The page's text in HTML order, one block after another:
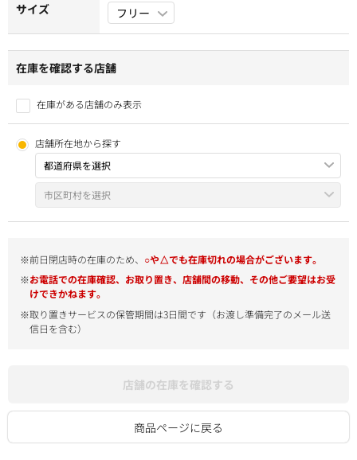
サイズ
在庫を確認する店舗
在庫がある店舗のみ表示
店舗所在地から探す
※前日閉店時の在庫のため、 ○や△でも在庫切れの場合がございます。
※お電話での在庫確認、お取り置き、店舗間の移動、その他ご要望はお受
けできかねます。
※取り置きサービスの保管期間は3日間です（お渡し準備完了のメール送
信日を含む）
店舗の在庫を確認する
商品ページに戻る